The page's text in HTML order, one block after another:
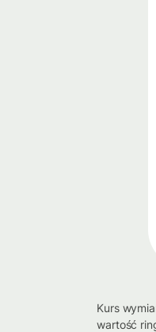
Kurs
wartość